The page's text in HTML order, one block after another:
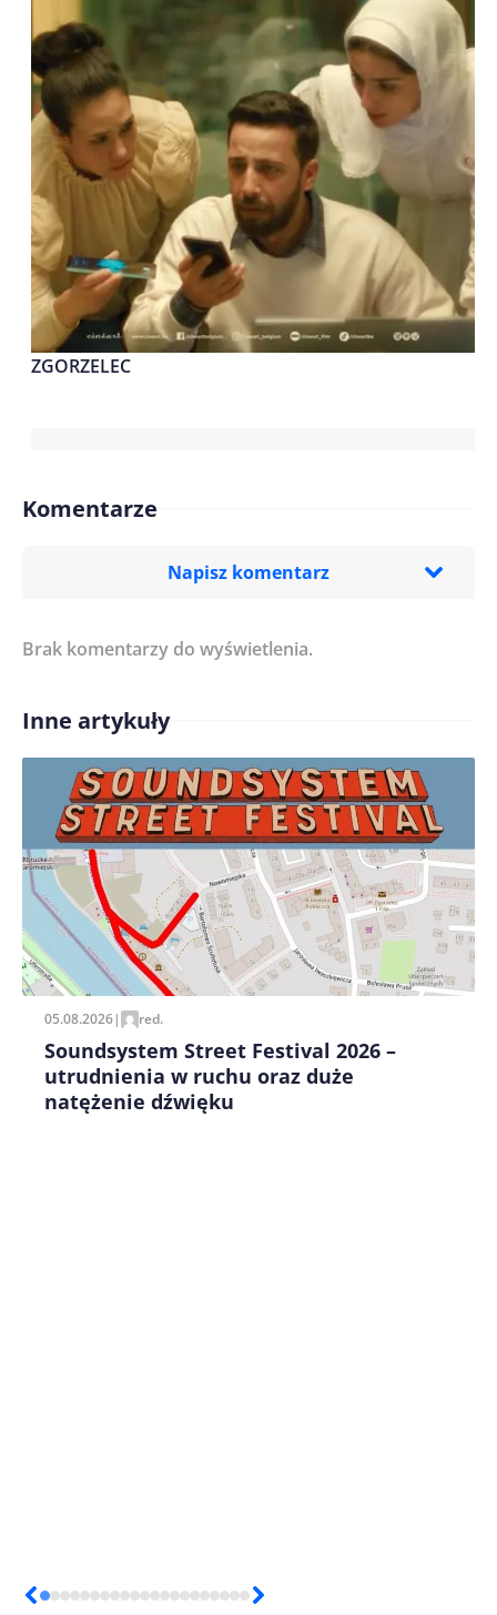
ZGORZELEC
Komentarze
Napisz komentarz
Treść komentarza*
Imię/ Nick*
Zapamiętaj moje dane w tej przeglądarce podczas
pisania kolejnych komentarzy.
Brak komentarzy do wyświetlenia.
Inne artykuły
05.08.2026| red.
Soundsystem Street Festival 2026 –
utrudnienia w ruchu oraz duże
natężenie dźwięku